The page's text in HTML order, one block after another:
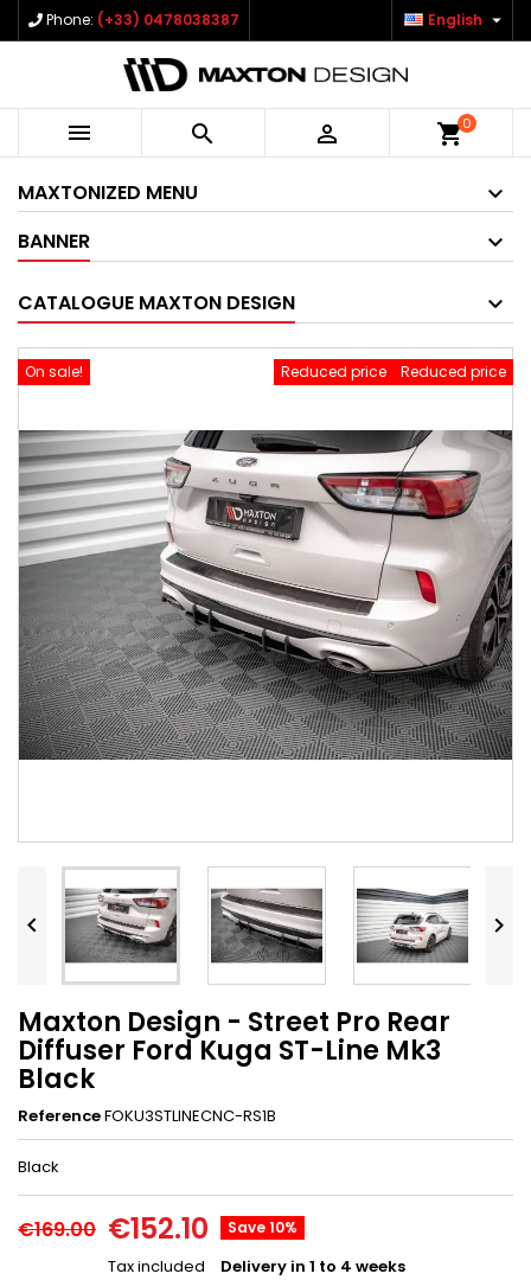
Phone: (+33) 0478038387 English 
   shopping_cart0
MAXTONIZED MENU
BANNER
CATALOGUE MAXTON DESIGN
On sale! Reduced price
Reduced price
 
Maxton Design - Street Pro Rear
Diffuser Ford Kuga ST-Line Mk3
Black
ReferenceFOKU3STLINECNC-RS1B
Black
€169.00 €152.10 Save 10%
Tax included Delivery in 1 to 4 weeks